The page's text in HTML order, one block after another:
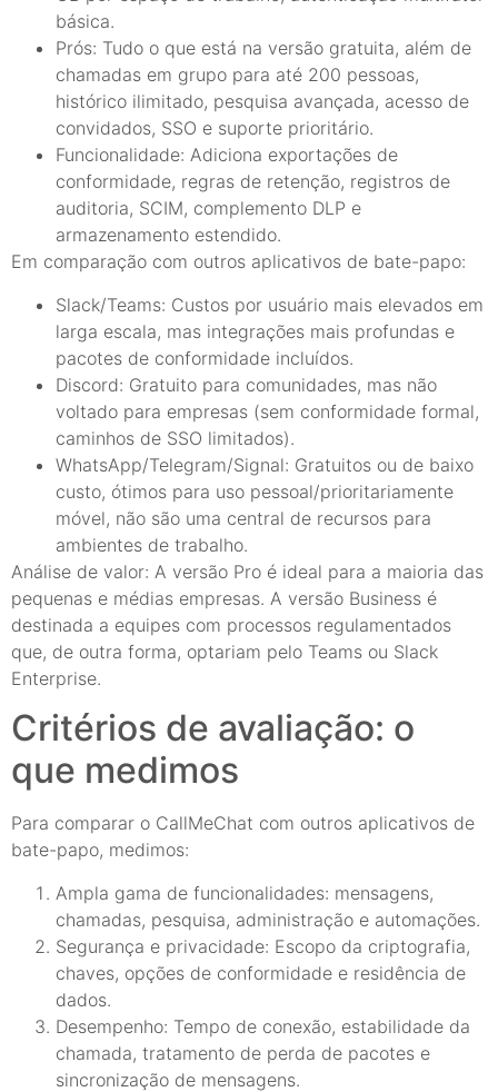
básica.
Prós: Tudo o que está na versão gratuita, além de
chamadas em grupo para até 200 pessoas,
histórico ilimitado, pesquisa avançada, acesso de
convidados, SSO e suporte prioritário.
Funcionalidade: Adiciona exportações de
conformidade, regras de retenção, registros de
auditoria, SCIM, complemento DLP e
armazenamento estendido.
Em comparação com outros aplicativos de bate-papo:
Slack/Teams: Custos por usuário mais elevados em
larga escala, mas integrações mais profundas e
pacotes de conformidade incluídos.
Discord: Gratuito para comunidades, mas não
voltado para empresas (sem conformidade formal,
caminhos de SSO limitados).
WhatsApp/Telegram/Signal: Gratuitos ou de baixo
custo, ótimos para uso pessoal/prioritariamente
móvel, não são uma central de recursos para
ambientes de trabalho.
Análise de valor: A versão Pro é ideal para a maioria das
pequenas e médias empresas. A versão Business é
destinada a equipes com processos regulamentados
que, de outra forma, optariam pelo Teams ou Slack
Enterprise.
Critérios de avaliação: o
que medimos
Para comparar o CallMeChat com outros aplicativos de
bate-papo, medimos:
Ampla gama de funcionalidades: mensagens,
chamadas, pesquisa, administração e automações.
Segurança e privacidade: Escopo da criptografia,
chaves, opções de conformidade e residência de
dados.
Desempenho: Tempo de conexão, estabilidade da
chamada, tratamento de perda de pacotes e
sincronização de mensagens.